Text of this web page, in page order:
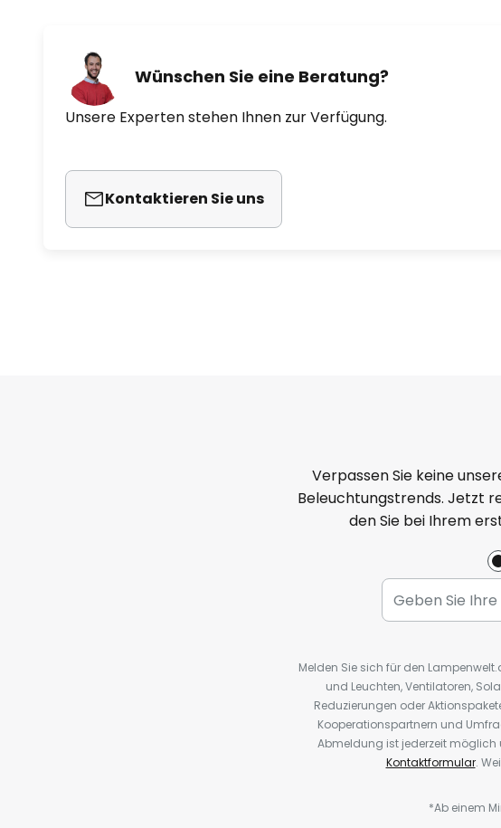
Wünschen Sie eine Beratung?
Unsere Experten stehen Ihnen zur Verfügung.
Kontaktieren Sie uns
Verpassen Sie keine
Beleuchtungstrends. Jetzt
den Sie bei Ihrem
Melden Sie sich für den
und Leuchten, Ventilatoren,
Reduzierungen oder
Kooperationspartnern und
Abmeldung ist jederzeit möglich
Kontaktformular.
*Ab einem